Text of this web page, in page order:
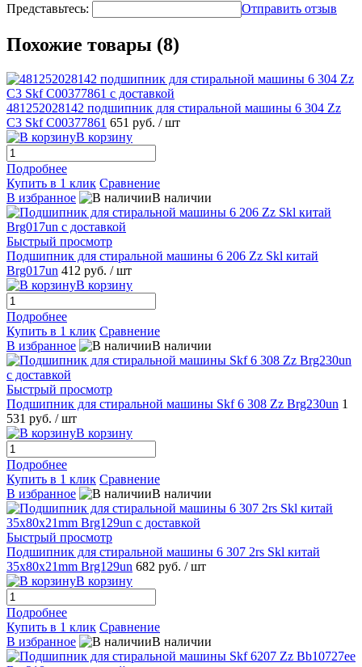
Представьтесь: Отправить отзыв
Похожие товары (8)
481252028142 подшипник для стиральной машины 6 304 Zz
C3 Skf C00377861 651 руб. / шт
В корзину
Подробнее
Купить в 1 клик Сравнение
В избранное
В наличии
Быстрый просмотр
Подшипник для стиральной машины 6 206 Zz Skl китай
Brg017un 412 руб. / шт
В корзину
Подробнее
Купить в 1 клик Сравнение
В избранное
В наличии
Быстрый просмотр
Подшипник для стиральной машины Skf 6 308 Zz Brg230un 1
531 руб. / шт
В корзину
Подробнее
Купить в 1 клик Сравнение
В избранное
В наличии
Быстрый просмотр
Подшипник для стиральной машины 6 307 2rs Skl китай
35x80x21mm Brg129un 682 руб. / шт
В корзину
Подробнее
Купить в 1 клик Сравнение
В избранное
В наличии